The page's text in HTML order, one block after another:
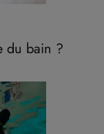
du bain ?